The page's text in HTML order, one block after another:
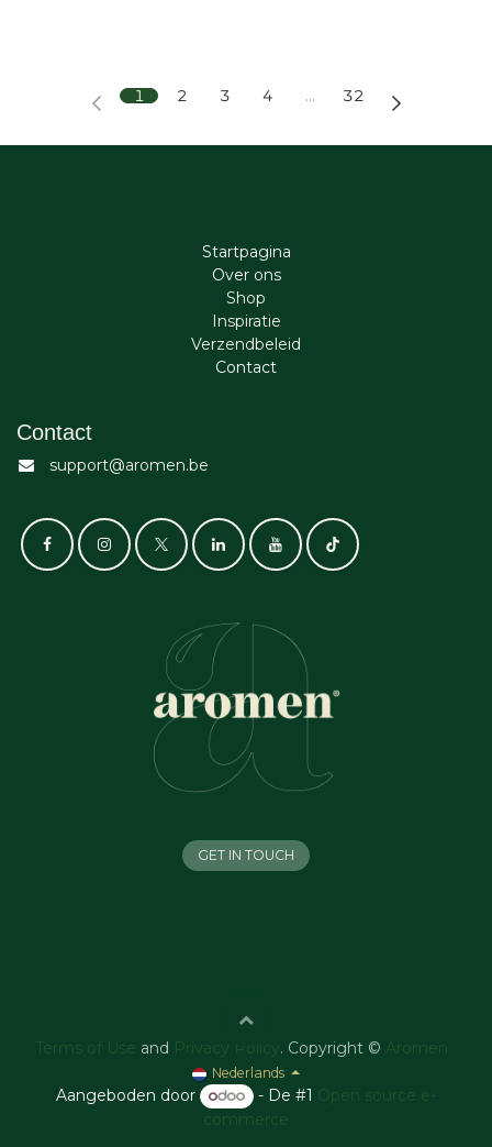
1 2 3 4 … 32
Startpagina
Ove​r​ ons
Shop
Inspiratie
Verzendbeleid
Cont​act
Contact
support@aromen.be
GET IN TOUCH
Terms of Use and Privacy Policy . Copyright © Aromen
Nederlands
Aangeboden door - De #1 Open source e-
commerce